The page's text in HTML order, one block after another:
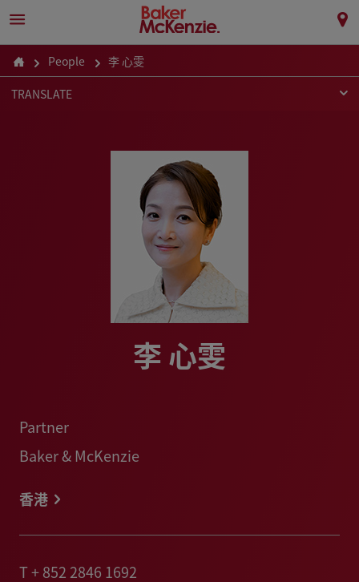
People 李 心雯
TRANSLATE
李 心雯
Partner
Baker & McKenzie
香港
T+ 852 2846 1692